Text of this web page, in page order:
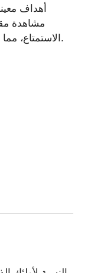
أهداف
مشاهدة
الاستمتاع، مما يتيح دخلاً إضافيًا بطريقة خفيفة وعملية.